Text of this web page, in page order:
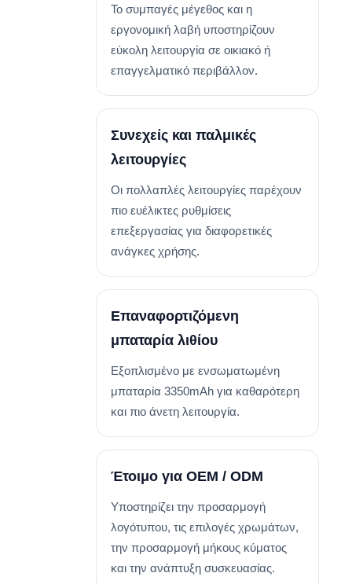
Το συμπαγές μέγεθος και η
εργονομική λαβή υποστηρίζουν
εύκολη λειτουργία σε οικιακό ή
επαγγελματικό περιβάλλον.
Συνεχείς και παλμικές
λειτουργίες
Οι πολλαπλές λειτουργίες παρέχουν
πιο ευέλικτες ρυθμίσεις
επεξεργασίας για διαφορετικές
ανάγκες χρήσης.
Επαναφορτιζόμενη
μπαταρία λιθίου
Εξοπλισμένο με ενσωματωμένη
μπαταρία 3350mAh για καθαρότερη
και πιο άνετη λειτουργία.
Έτοιμο για OEM / ODM
Υποστηρίζει την προσαρμογή
λογότυπου, τις επιλογές χρωμάτων,
την προσαρμογή μήκους κύματος
και την ανάπτυξη συσκευασίας.